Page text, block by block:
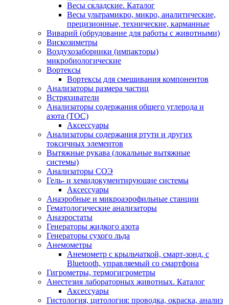
Весы складские. Каталог
Весы ультрамикро, микро, аналитические,
прецизионные, технические, карманные
Виварий (обрудование для работы с животными)
Вискозиметры
Воздухозаборники (импакторы)
микробиологические
Вортексы
Вортексы для смешивания компонентов
Анализаторы размера частиц
Встряхиватели
Анализаторы содержания общего углерода и
азота (ТОС)
Аксессуары
Анализаторы содержания ртути и других
токсичных элементов
Вытяжные рукава (локальные вытяжные
системы)
Анализаторы СОЭ
Гель- и хемидокументирующие системы
Аксессуары
Анаэробные и микроаэрофильные станции
Гематологические анализаторы
Анаэростаты
Генераторы жидкого азота
Генераторы сухого льда
Анемометры
Анемометр с крыльчаткой, смарт-зонд, с
Bluetooth, управляемый со смартфона
Гигрометры, термогигрометры
Анестезия лабораторных животных. Каталог
Аксессуары
Гистология, цитология: проводка, окраска, анализ